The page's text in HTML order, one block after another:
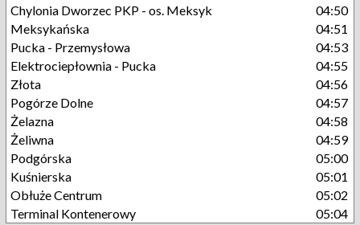
Chylonia Dworzec PKP - os. Meksyk
04:50
Meksykańska
04:51
Pucka - Przemysłowa
04:53
Elektrociepłownia - Pucka
04:55
Złota
04:56
Pogórze Dolne
04:57
Żelazna
04:58
Żeliwna
04:59
Podgórska
05:00
Kuśnierska
05:01
Obłuże Centrum
05:02
Terminal Kontenerowy
05:04